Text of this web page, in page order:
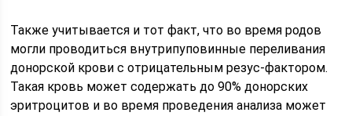
Также учитывается и тот факт, что во время родов
могли проводиться внутрипуповинные переливания
донорской крови с отрицательным резус-фактором.
Такая кровь может содержать до 90% донорских
эритроцитов и во время проведения анализа может